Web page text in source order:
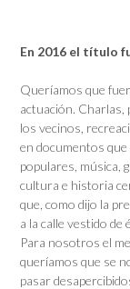
En 2016 el título
Queríamos que
actuación. Charlas,
los vecinos,
en documentos
populares, música,
cultura e historia
que, como dijo la
a la calle vestido de
Para nosotros el
queríamos que se
pasar